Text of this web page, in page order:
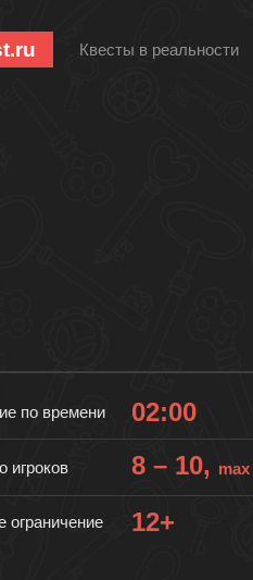
Квесты в реальности
по времени 02:00
игроков 8 – 10, max
ограничение 12+